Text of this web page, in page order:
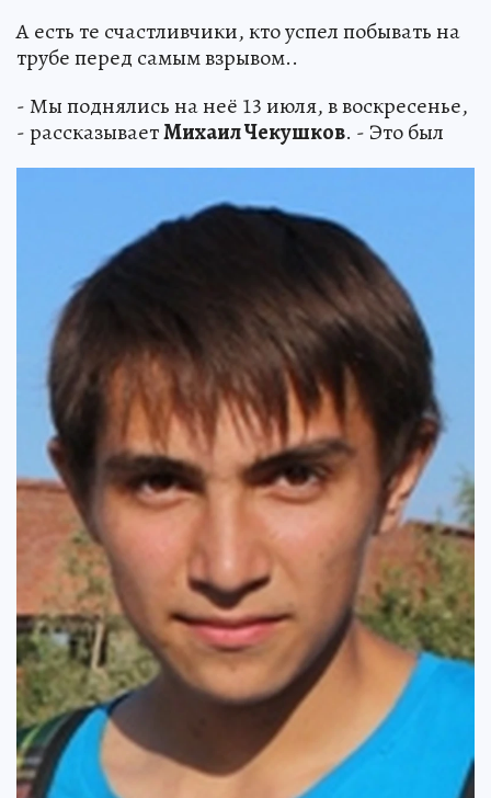
А есть те счастливчики, кто успел побывать на
трубе перед самым взрывом..
- Мы поднялись на неё 13 июля, в воскресенье,
- рассказываетМихаил Чекушков. - Это был